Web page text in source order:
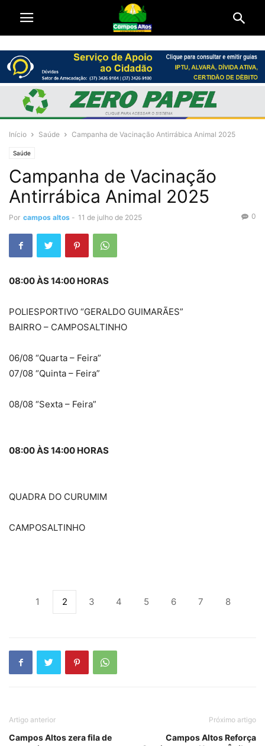
Início Saúde Campanha de Vacinação Antirrábica Animal 2025
Saúde
Campanha de Vacinação
Antirrábica Animal 2025
Por campos altos - 11 de julho de 2025 0
08:00 ÀS 14:00 HORAS
POLIESPORTIVO “GERALDO GUIMARÃES”
BAIRRO – CAMPOSALTINHO
06/08 “Quarta – Feira”
07/08 “Quinta – Feira”
08/08 “Sexta – Feira”
08:00 ÀS 14:00 HORAS
QUADRA DO CURUMIM
CAMPOSALTINHO
1 2 3 4 5 6 7 8
Artigo anterior
Campos Altos zera fila de
Próximo artigo
Campos Altos Reforça